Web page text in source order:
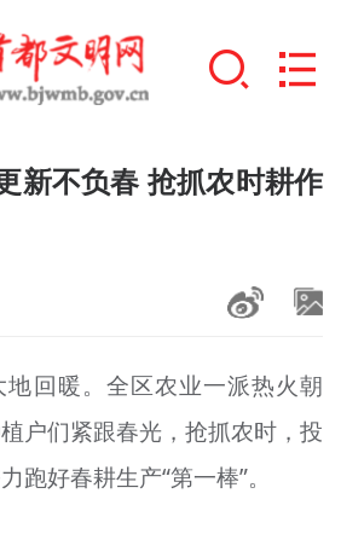
建设
+
新不负春 抢抓农时耕作
回暖。全区农业一派热火朝
户们紧跟春光，抢抓农时，投
跑好春耕生产“第一棒”。